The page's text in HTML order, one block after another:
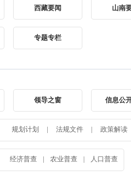
西藏要闻 山南
专题专栏
领导之窗 信息公
规划计划 法规文件 政策解读
经济普查 农业普查 人口普查